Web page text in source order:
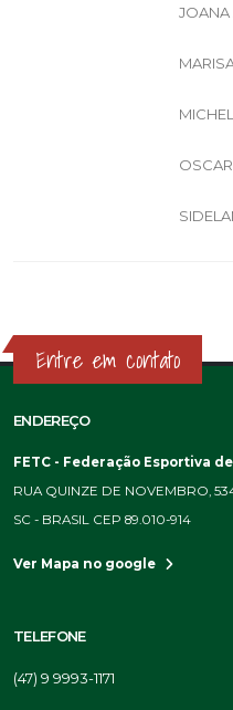
JOANA
Entre em contato
ENDEREÇO
FETC - Federação Esportiva
RUA QUINZE DE NOVEMBRO,
SC - BRASIL CEP 89.010-914
Ver Mapa no google
TELEFONE
(47) 9 9993-1171